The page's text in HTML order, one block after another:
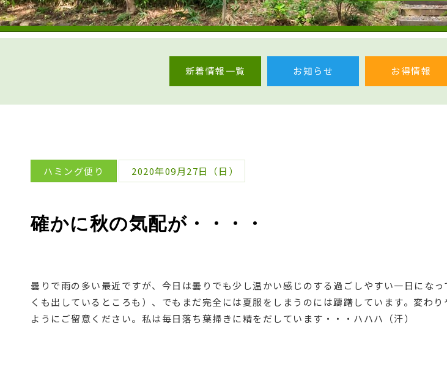
新着情報一覧 お知らせ お得情報
ハミング便り 2020年09月27日（日）
確かに秋の気配が・・・・
曇りで雨の多い最近ですが、今日は曇りでも少し温かい感じのする過ごしやすい一日にな
くも出しているところも）、でもまだ完全には夏服をしまうのには躊躇しています。変わ
ようにご留意ください。私は毎日落ち葉掃きに精をだしています・・・ハハハ（汗）